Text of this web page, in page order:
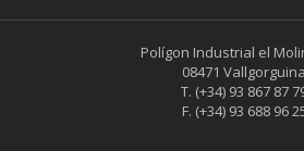
Polígon Industrial el
08471 Vallgorguina
T. (+34) 93 867 87
F. (+34) 93 688 96